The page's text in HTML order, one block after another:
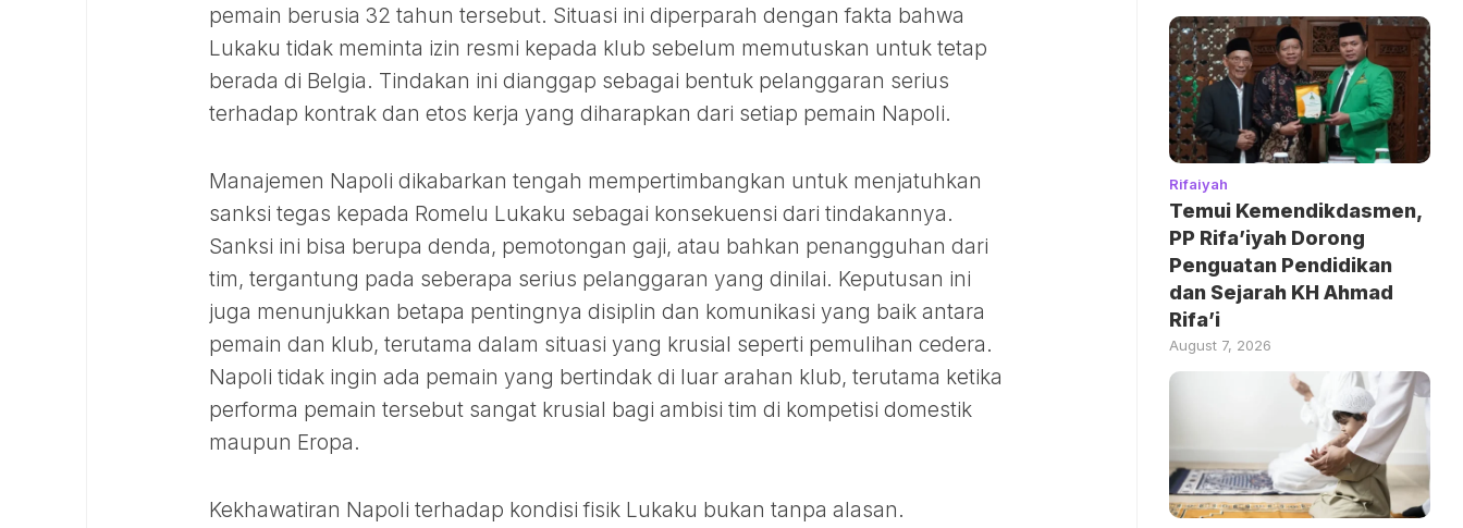
pemain berusia 32 tahun tersebut. Situasi ini diperparah dengan fakta bahwa
Lukaku tidak meminta izin resmi kepada klub sebelum memutuskan untuk tetap
berada di Belgia. Tindakan ini dianggap sebagai bentuk pelanggaran serius
terhadap kontrak dan etos kerja yang diharapkan dari setiap pemain Napoli.
Manajemen Napoli dikabarkan tengah mempertimbangkan untuk menjatuhkan
sanksi tegas kepada Romelu Lukaku sebagai konsekuensi dari tindakannya.
Sanksi ini bisa berupa denda, pemotongan gaji, atau bahkan penangguhan dari
tim, tergantung pada seberapa serius pelanggaran yang dinilai. Keputusan ini
juga menunjukkan betapa pentingnya disiplin dan komunikasi yang baik antara
pemain dan klub, terutama dalam situasi yang krusial seperti pemulihan cedera.
Napoli tidak ingin ada pemain yang bertindak di luar arahan klub, terutama ketika
performa pemain tersebut sangat krusial bagi ambisi tim di kompetisi domestik
maupun Eropa.
Kekhawatiran Napoli terhadap kondisi fisik Lukaku bukan tanpa alasan.
Rifaiyah
Temui Kemendikdasmen,
PP Rifa’iyah Dorong
Penguatan Pendidikan
dan Sejarah KH Ahmad
Rifa’i
August 7, 2026